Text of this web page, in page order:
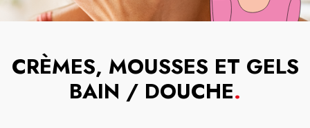
CRÈMES, MOUSSES ET GELS
BAIN / DOUCHE.